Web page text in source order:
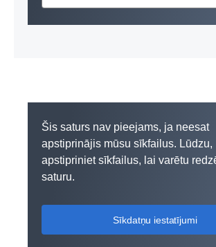
Šis saturs nav pieejams, ja neesat
apstiprinājis mūsu sīkfailus. Lūdzu,
apstipriniet sīkfailus, lai varētu
saturu.
Sīkdatņu iestatījumi